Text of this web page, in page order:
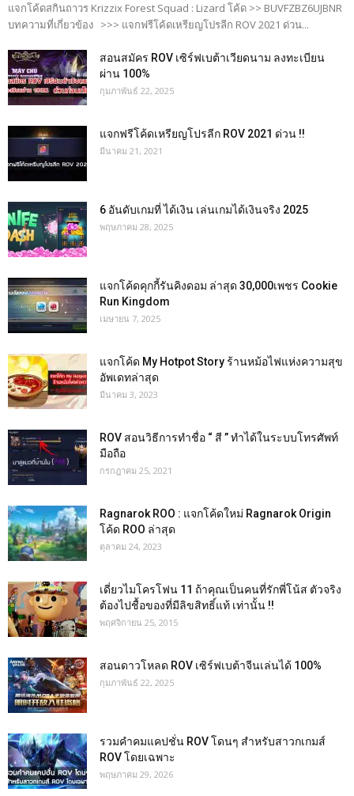
แจกโค้ดสกินถาวร Krizzix Forest Squad : Lizard โค้ด >> BUVFZBZ6UJBNR
บทความที่เกี่ยวข้อง >>> แจกฟรีโค้ดเหรียญโปรลีก ROV 2021 ด่วน...
สอนสมัคร ROV เซิร์ฟเบต้าเวียดนาม ลงทะเบียน
ผ่าน 100%
กุมภาพันธ์ 22, 2025
แจกฟรีโค้ดเหรียญโปรลีก ROV 2021 ด่วน !!
มีนาคม 21, 2021
6 อันดับเกมที่ ได้เงิน เล่นเกมได้เงินจริง 2025
พฤษภาคม 28, 2025
แจกโค้ดคุกกี้รันคิงดอม ล่าสุด 30,000เพชร Cookie
Run Kingdom
เมษายน 7, 2025
แจกโค้ด My Hotpot Story ร้านหม้อไฟแห่งความสุข
อัพเดทล่าสุด
มีนาคม 3, 2023
ROV สอนวิธีการทำชื่อ “ สี ” ทำได้ในระบบโทรศัพท์
มือถือ
กรกฎาคม 25, 2021
Ragnarok ROO : แจกโค้ดใหม่ Ragnarok Origin
โค้ด ROO ล่าสุด
ตุลาคม 24, 2023
เดี่ยวไมโครโฟน 11 ถ้าคุณเป็นคนที่รักพี่โน้ส ตัวจริง
ต้องไปชื้อของที่มีลิขสิทธิ์แท้ เท่านั้น !!
พฤศจิกายน 25, 2015
สอนดาวโหลด ROV เซิร์ฟเบต้าจีนเล่นได้ 100%
กุมภาพันธ์ 22, 2025
รวมคำคมแคปชั่น ROV โดนๆ สำหรับสาวกเกมส์
ROV โดยเฉพาะ
พฤษภาคม 29, 2026